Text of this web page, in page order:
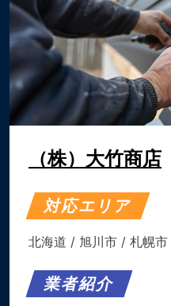
（株）大竹商店
対応エリア
北海道 / 旭川市 / 札幌市
業者紹介